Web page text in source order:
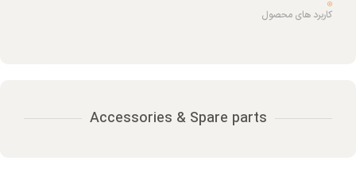
کاربرد های محصول
Accessories & Spare parts